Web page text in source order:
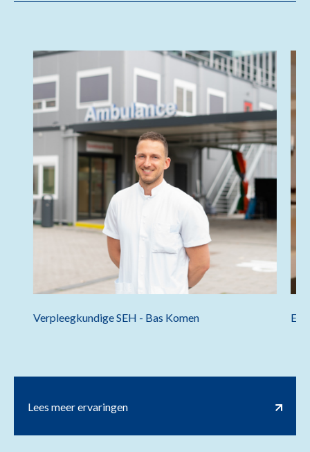
Verpleegkundige SEH - Bas Komen
Lees meer ervaringen